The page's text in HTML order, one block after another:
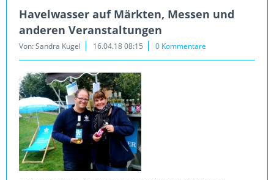
Havelwasser auf Märkten, Messen und
anderen Veranstaltungen
Von: Sandra Kugel 16.04.18 08:15 0 Kommentare